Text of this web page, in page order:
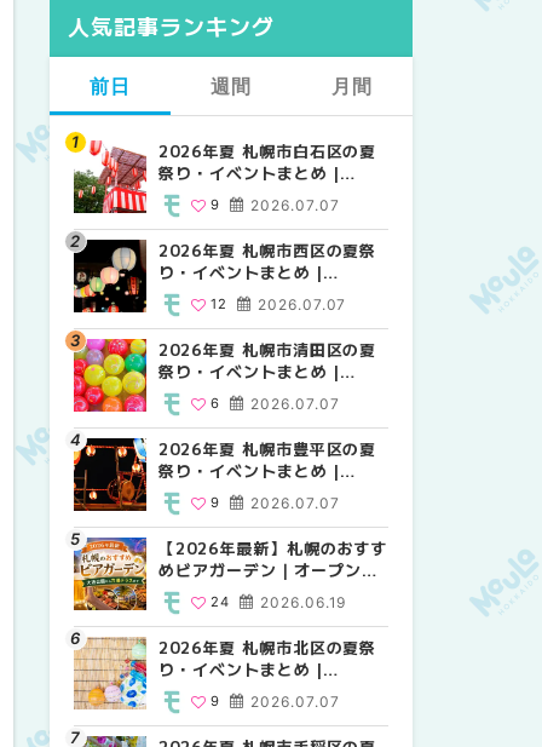
人気記事ランキング
前日
2026年夏 札幌市白石区の夏
祭り・イベントまとめ |
MouLa HOKKAIDO
2026.07.07
9
2026年夏 札幌市西区の夏祭
り・イベントまとめ |
MouLa HOKKAIDO
2026.07.07
12
2026年夏 札幌市清田区の夏
祭り・イベントまとめ |
MouLa HOKKAIDO
2026.07.07
6
2026年夏 札幌市豊平区の夏
祭り・イベントまとめ |
MouLa HOKKAIDO
2026.07.07
9
【2026年最新】札幌のおすす
めビアガーデン｜オープン日
順に徹底紹介！大通公園から
穴場テラスまで | MouLa
HOKKAIDO
2026.06.19
24
2026年夏 札幌市北区の夏祭
り・イベントまとめ |
MouLa HOKKAIDO
2026.07.07
9
週間
2026年夏 札幌市西区の夏祭
り・イベントまとめ |
12
【2026年最新】札幌のおすす
めビアガーデン｜オープン日
順に徹底紹介！大通公園から
穴場テラスまで | MouLa
HOKKAIDO
24
2026年夏 札幌市白石区の夏
祭り・イベントまとめ |
9
2026年夏 札幌市手稲区の夏
祭り・イベントまとめ |
10
2026年夏 札幌市北区の夏祭
り・イベントまとめ |
9
2026年夏 札幌市清田区の夏
祭り・イベントまとめ |
6
月間
【2026年最新】札幌のおすす
めビアガーデン｜オープン日
穴場テラスまで | MouLa
HOKKAIDO
24
2026年夏 札幌市北区の夏祭
り・イベントまとめ |
9
2026年夏 札幌市白石区の夏
祭り・イベントまとめ |
9
2026年夏 札幌市西区の夏祭
り・イベントまとめ |
12
2026年夏 札幌市手稲区の夏
祭り・イベントまとめ |
10
2026年夏 札幌市清田区の夏
祭り・イベントまとめ |
6